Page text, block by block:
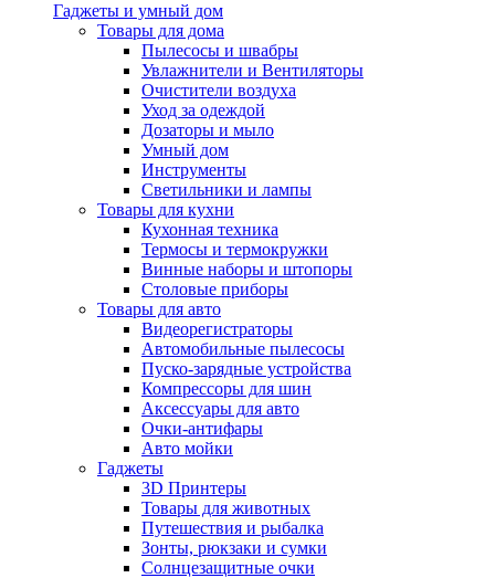
Гаджеты и умный дом
Товары для дома
Пылесосы и швабры
Увлажнители и Вентиляторы
Очистители воздуха
Уход за одеждой
Дозаторы и мыло
Умный дом
Инструменты
Светильники и лампы
Товары для кухни
Кухонная техника
Термосы и термокружки
Винные наборы и штопоры
Столовые приборы
Товары для авто
Видеорегистраторы
Автомобильные пылесосы
Пуско-зарядные устройства
Компрессоры для шин
Аксессуары для авто
Очки-антифары
Авто мойки
Гаджеты
3D Принтеры
Товары для животных
Путешествия и рыбалка
Зонты, рюкзаки и сумки
Солнцезащитные очки